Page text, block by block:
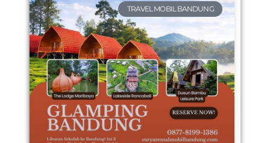
TRAVEL MOBIL BANDUNG